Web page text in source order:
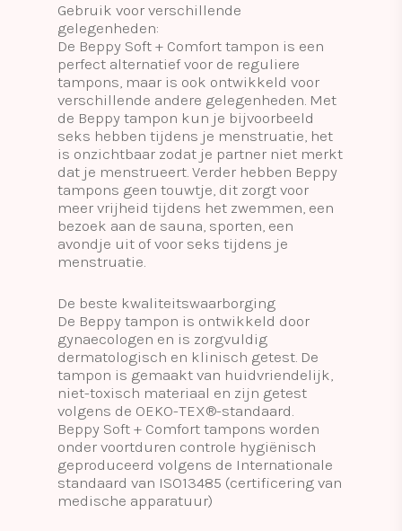
Gebruik voor verschillende
gelegenheden:
De Beppy Soft + Comfort tampon is een
perfect alternatief voor de reguliere
tampons, maar is ook ontwikkeld voor
verschillende andere gelegenheden. Met
de Beppy tampon kun je bijvoorbeeld
seks hebben tijdens je menstruatie, het
is onzichtbaar zodat je partner niet merkt
dat je menstrueert. Verder hebben Beppy
tampons geen touwtje, dit zorgt voor
meer vrijheid tijdens het zwemmen, een
bezoek aan de sauna, sporten, een
avondje uit of voor seks tijdens je
menstruatie.
De beste kwaliteitswaarborging
De Beppy tampon is ontwikkeld door
gynaecologen en is zorgvuldig
dermatologisch en klinisch getest. De
tampon is gemaakt van huidvriendelijk,
niet-toxisch materiaal en zijn getest
volgens de OEKO-TEX®-standaard.
Beppy Soft + Comfort tampons worden
onder voortduren controle hygiënisch
geproduceerd volgens de Internationale
standaard van ISO13485 (certificering van
medische apparatuur)